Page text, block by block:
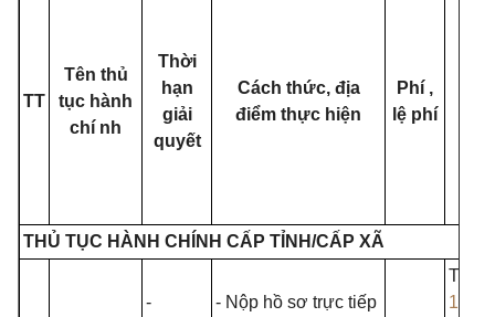
TT
Tên thủ
tục hành
chí nh
Thời
hạn
giải
quyết
Cách thức, địa
điểm thực hiện
Phí ,
lệ phí
THỦ TỤC HÀNH CHÍNH CẤP TỈNH/CẤP XÃ
-
- Nộp hồ sơ trực tiếp
15/